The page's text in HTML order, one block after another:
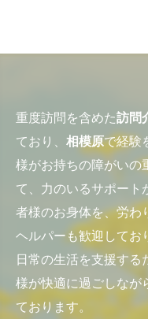
重度訪問を含めた訪問
ており、 相模原で経験
様がお持ちの障がいの
て、力のいるサポー
者様のお身体を、労
ヘルパーも歓迎してお
日常の生活を支援す
様が快適に過ごしなが
ております。